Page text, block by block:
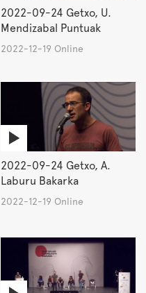
2022-09-24 Getxo, U.
Mendizabal Puntuak
2022-12-19 Online
2022-09-24 Getxo, A.
Laburu Bakarka
2022-12-19 Online